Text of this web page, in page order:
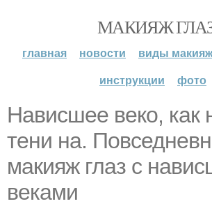
МАКИЯЖ
главная новости виды
инструкции
фото
Нависшее веко, как
тени на.
макияж глаз с
веками